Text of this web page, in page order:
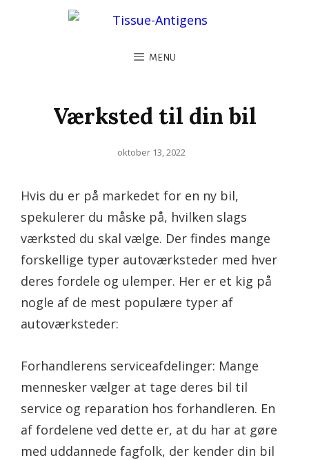
MENU
Værksted til din bil
Posted
oktober 13, 2022
Hvis du er på markedet for en ny bil,
spekulerer du måske på, hvilken slags
værksted du skal vælge. Der findes mange
forskellige typer autoværksteder med hver
deres fordele og ulemper. Her er et kig på
nogle af de mest populære typer af
autoværksteder:
Forhandlerens serviceafdelinger: Mange
mennesker vælger at tage deres bil til
service og reparation hos forhandleren. En
af fordelene ved dette er, at du har at gøre
med uddannede fagfolk, der kender din bil